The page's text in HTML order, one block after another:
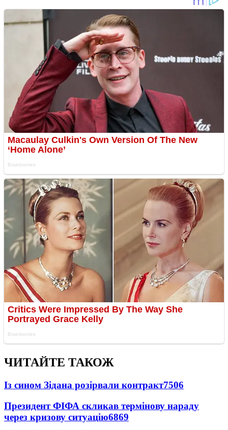
ЧИТАЙТЕ ТАКОЖ
Із сином Зідана розірвали контракт7506
Президент ФІФА скликав термінову нараду
через кризову ситуацію6869